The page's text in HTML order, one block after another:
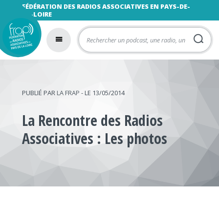
FÉDÉRATION DES RADIOS ASSOCIATIVES EN PAYS-DE-
LA-LOIRE
PUBLIÉ PAR LA FRAP - LE 13/05/2014
La Rencontre des Radios
Associatives : Les photos